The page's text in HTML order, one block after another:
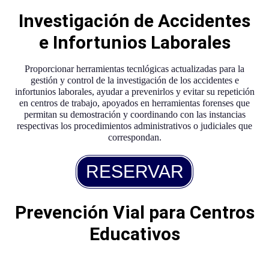
Investigación de Accidentes
e Infortunios Laborales
Proporcionar herramientas tecnlógicas actualizadas para la
gestión y control de la investigación de los accidentes e
infortunios laborales, ayudar a prevenirlos y evitar su repetición
en centros de trabajo, apoyados en herramientas forenses que
permitan su demostración y coordinando con las instancias
respectivas los procedimientos administrativos o judiciales que
correspondan.
RESERVAR
Prevención Vial para Centros
Educativos